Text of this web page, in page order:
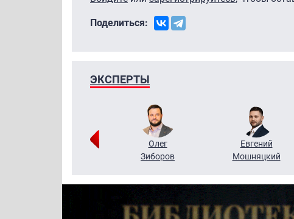
Поделиться:
ЭКСПЕРТЫ
Олег
Зиборов
Евгений
Мошняцкий